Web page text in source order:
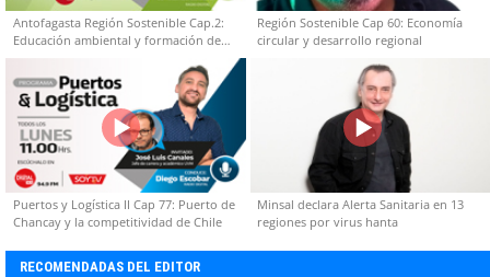
Antofagasta Región Sostenible Cap.2:
Educación ambiental y formación de
capacidades técnicas
Región Sostenible Cap 60: Economía
circular y desarrollo regional
Puertos y Logística II Cap 77: Puerto de
Chancay y la competitividad de Chile
Minsal declara Alerta Sanitaria en 13
regiones por virus hanta
RECOMENDADAS DEL EDITOR